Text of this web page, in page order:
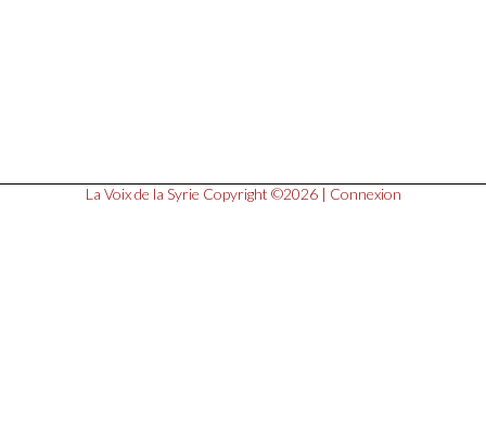
La Voix de la Syrie Copyright ©2026 | Connexion